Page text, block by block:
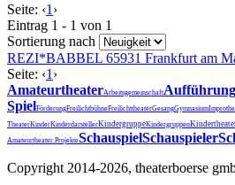
Seite: ‹1 ›
Eintrag 1 - 1 von 1
Sortierung nach
REZI*BABBEL 65931 Frankfurt am
Seite: ‹1 ›
AmateurtheaterArbeitsgemeinschaftAufführung
SpielFörderungFreilichtbühneFreilichttheaterGesangGymnasium
TheaterKinderKinderdarstellerKindergruppeKindergruppen
Amateurtheater.ProjekteSchauspielSchauspieler
Copyright 2014-2026, theaterboerse